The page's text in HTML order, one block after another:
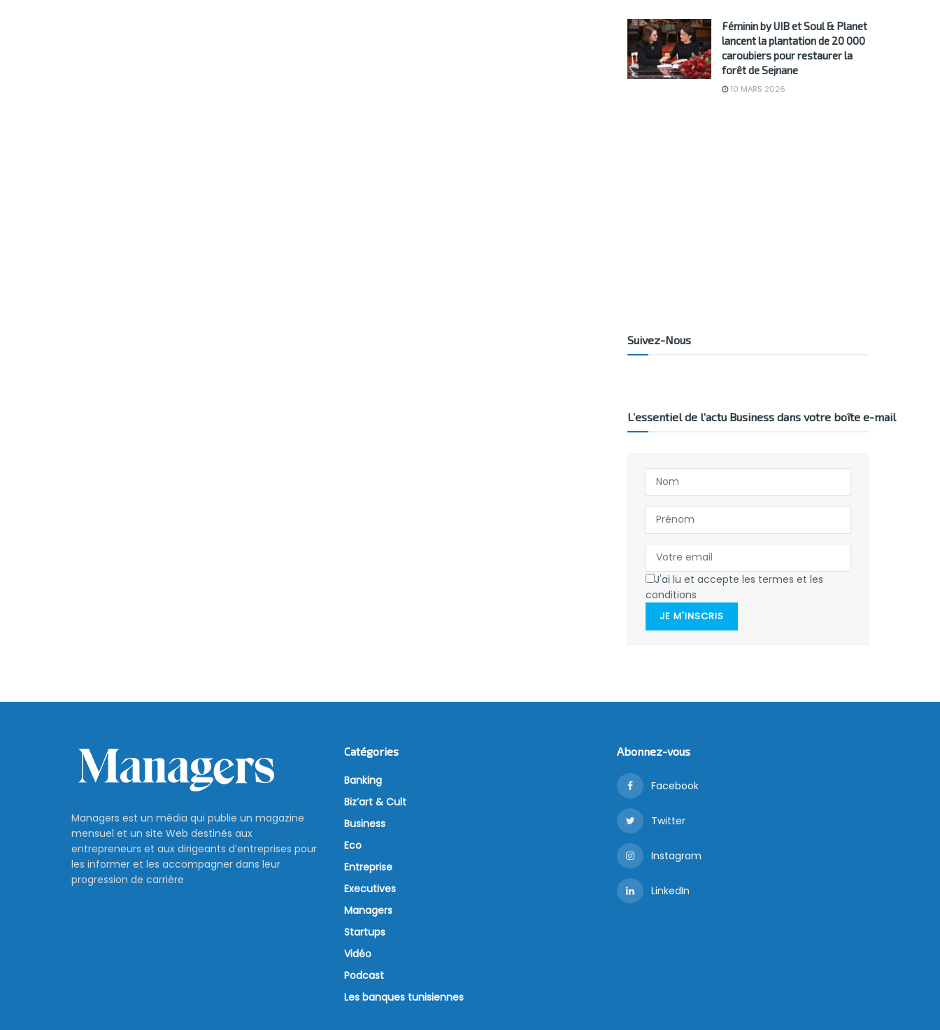
Féminin by UIB et Soul & Planet
lancent la plantation de 20 000
caroubiers pour restaurer la
forêt de Sejnane
10 MARS 2026
Suivez-Nous
L’essentiel de l’actu Business dans votre boîte e-mail
J'ai lu et accepte les termes et les
conditions
JE M'INSCRIS
Managers est un média qui publie un magazine
mensuel et un site Web destinés aux
entrepreneurs et aux dirigeants d’entreprises pour
les informer et les accompagner dans leur
progression de carrière
Catégories
Banking
Biz’art & Cult
Business
Eco
Entreprise
Executives
Managers
Startups
Vidéo
Podcast
Les banques tunisiennes
Abonnez-vous
Facebook
Twitter
Instagram
LinkedIn